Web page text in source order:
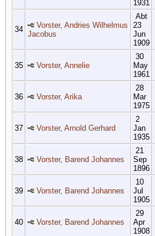
1931
34
Vorster, Andries Wilhelmus
Jacobus
Abt
23
Jun
1909
35 Vorster, Annelie
30
May
1961
36 Vorster, Arika
28
Mar
1975
37 Vorster, Arnold Gerhard
2
Jan
1935
38 Vorster, Barend Johannes
21
Sep
1896
39 Vorster, Barend Johannes
10
Jul
1905
40 Vorster, Barend Johannes
29
Apr
1908